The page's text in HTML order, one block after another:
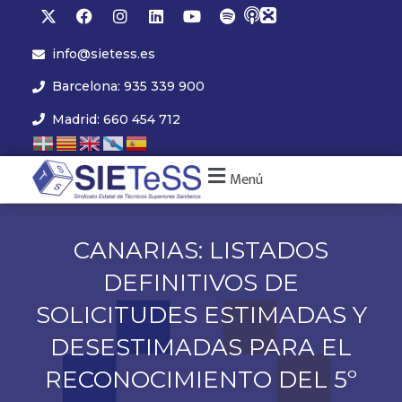
info@sietess.es
Barcelona: 935 339 900
Madrid: 660 454 712
Menú
CANARIAS: LISTADOS
DEFINITIVOS DE
SOLICITUDES ESTIMADAS Y
DESESTIMADAS PARA EL
RECONOCIMIENTO DEL 5º